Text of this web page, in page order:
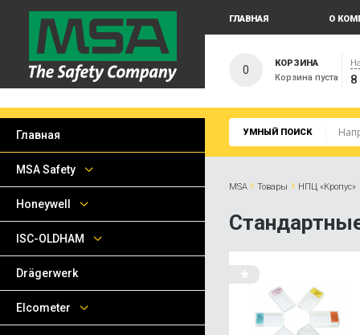
ГЛАВНАЯ О
0
КОРЗИНА
Корзина пуста
УМНЫЙ ПОИСК
MSA › Товары › НПЦ «Кропус»
Главная
MSA Safety
Honeywell
ISC-OLDHAM
Drägerwerk
Elcometer